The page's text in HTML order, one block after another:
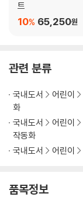
트
65,250원
10%
관련 분류
국내도서 어린이
화
국내도서
어린이
작동화
국내도서
어린이
품목정보